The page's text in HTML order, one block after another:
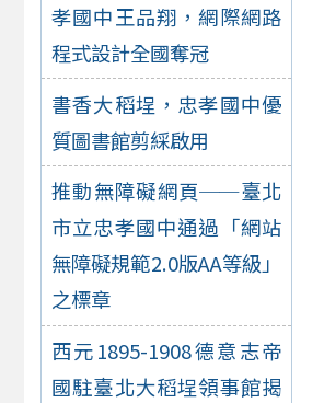
孝國中王品翔，網際網路
程式設計全國奪冠
書香大稻埕，忠孝國中優
質圖書館剪綵啟用
推動無障礙網頁──臺北
市立忠孝國中通過「網站
無障礙規範2.0版AA等級」
之標章
西元1895-1908德意志帝
國駐臺北大稻埕領事館揭